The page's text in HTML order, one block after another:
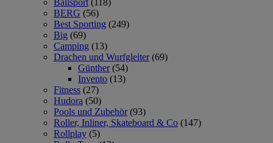
Ballsport (118)
BERG (56)
Best Sporting (249)
Big (69)
Camping (13)
Drachen und Wurfgleiter (69)
Günther (54)
Invento (13)
Fitness (27)
Hudora (50)
Pools und Zubehör (93)
Roller, Inliner, Skateboard & Co (147)
Rollplay (5)